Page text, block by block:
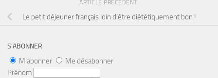
ARTICLE PRÉCÉDENT
Le petit déjeuner français loin d’être diététiquement bon !
S’ABONNER
M'abonner
Me désabonner
Prénom